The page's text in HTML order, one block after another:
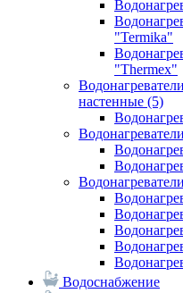
"Termika"
"Thermex"
настенные (5)
Водоснабжение